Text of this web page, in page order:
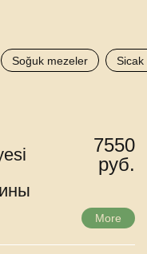
Soğuk mezeler Sicak
7550
руб.
More